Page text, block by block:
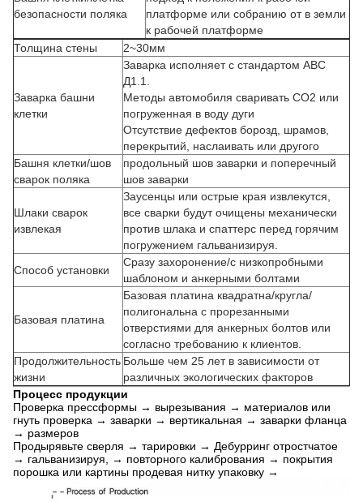
безопасности поляка
платформе или собранию от в земли
к рабочей платформе
Толщина стены
2~30мм
Заварка башни
клетки
Заварка исполняет с стандартом АВС
Д1.1.
Методы автомобиля сваривать СО2 или
погруженная в воду дуги
Отсутствие дефектов борозд, шрамов,
перекрытий, наслаивать или другого
Башня клетки/шов
сварок поляка
продольный шов заварки и поперечный
шов заварки
Шлаки сварок
извлекая
Заусенцы или острые края извлекутся,
все сварки будут очищены механически
против шлака и спаттерс перед горячим
погружением гальванизируя.
Способ установки
Сразу захоронение/с низкопробными
шаблоном и анкерными болтами
Базовая платина
Базовая платина квадратна/кругла/
полигональна с прорезанными
отверстиями для анкерных болтов или
согласно требованию к клиентов.
Продолжительность
жизни
Больше чем 25 лет в зависимости от
различных экологических факторов
Процесс продукции
Проверка прессформы → вырезывания → материалов или
гнуть проверка → заварки → вертикальная → заварки фланца
→ размеров
Продырявьте сверля → тарировки → Дебурринг отростчатое
→ гальванизируя, → повторного калибрования → покрытия
порошка или картины продевая нитку упаковку →